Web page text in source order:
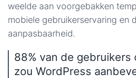
weelde aan voorgebakken
mobiele gebruikerservaring en
aanpasbaarheid.
88% van de gebruikers
zou WordPress